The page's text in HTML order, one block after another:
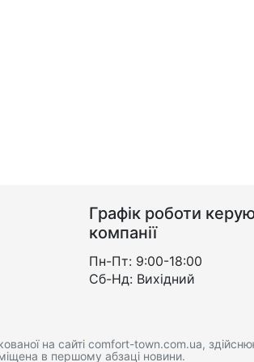
Графік роботи
компанії
Пн-Пт: 9:00-18:00
Сб-Нд: Вихідний
на сайті comfort-town.com.ua,
в першому абзаці новини.